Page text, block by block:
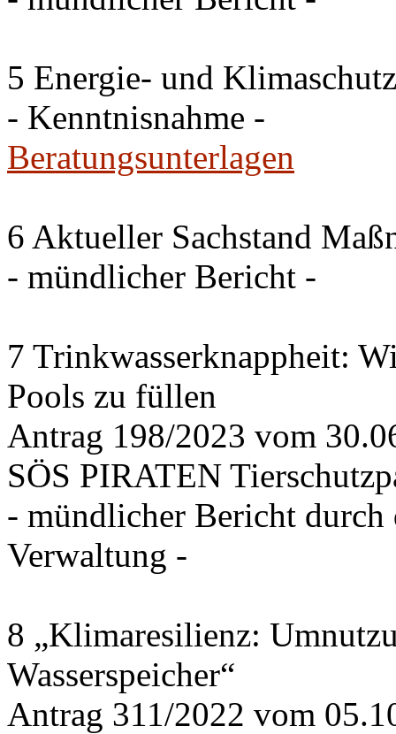
5 Energie- und
- Kenntnisnahme -
Beratungsunterlagen
6 Aktueller Sachstand
- mündlicher Bericht -
7 Trinkwasserknappheit:
Pools zu füllen
Antrag 198/2023 vom
SÖS PIRATEN
- mündlicher Bericht
Verwaltung -
8 „Klimaresilienz:
Wasserspeicher“
Antrag 311/2022 vom